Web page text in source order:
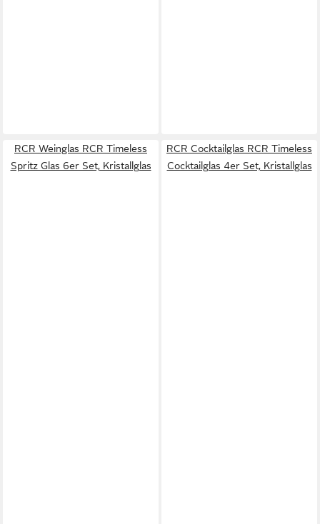
RCR Weinglas RCR Timeless
Spritz Glas 6er Set, Kristallglas
RCR Cocktailglas RCR Timeless
Cocktailglas 4er Set, Kristallglas